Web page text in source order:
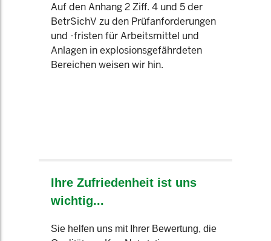
Auf den Anhang 2 Ziff. 4 und 5 der
BetrSichV zu den Prüfanforderungen
und -fristen für Arbeitsmittel und
Anlagen in explosionsgefährdeten
Bereichen weisen wir hin.